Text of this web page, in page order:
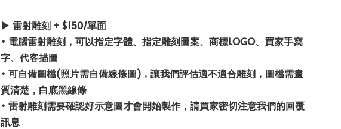
▶ 雷射雕刻 + $150/單面
• 電腦雷射雕刻，可以指定字體、指定雕刻圖案、商標LOGO、買家手寫
字、代客描圖
• 可自備圖檔(照片需自備線條圖)，讓我們評估適不適合雕刻，圖檔需畫
質清楚，白底黑線條
• 雷射雕刻需要確認好示意圖才會開始製作，請買家密切注意我們的回覆
訊息